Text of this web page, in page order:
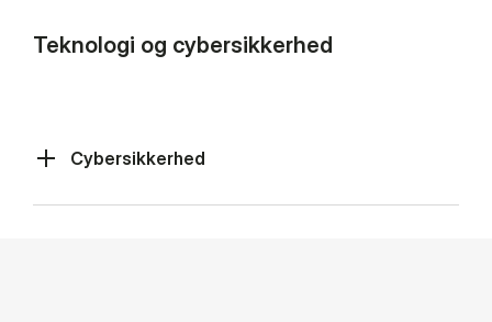
Teknologi og cybersikkerhed
Cybersikkerhed